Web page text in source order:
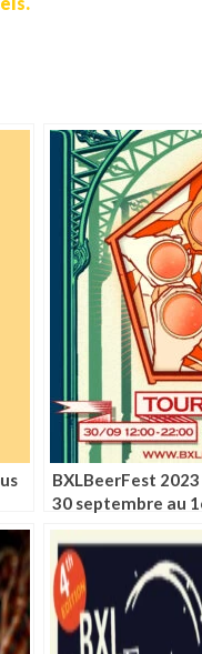
BXLBeerFest
30 septembre au